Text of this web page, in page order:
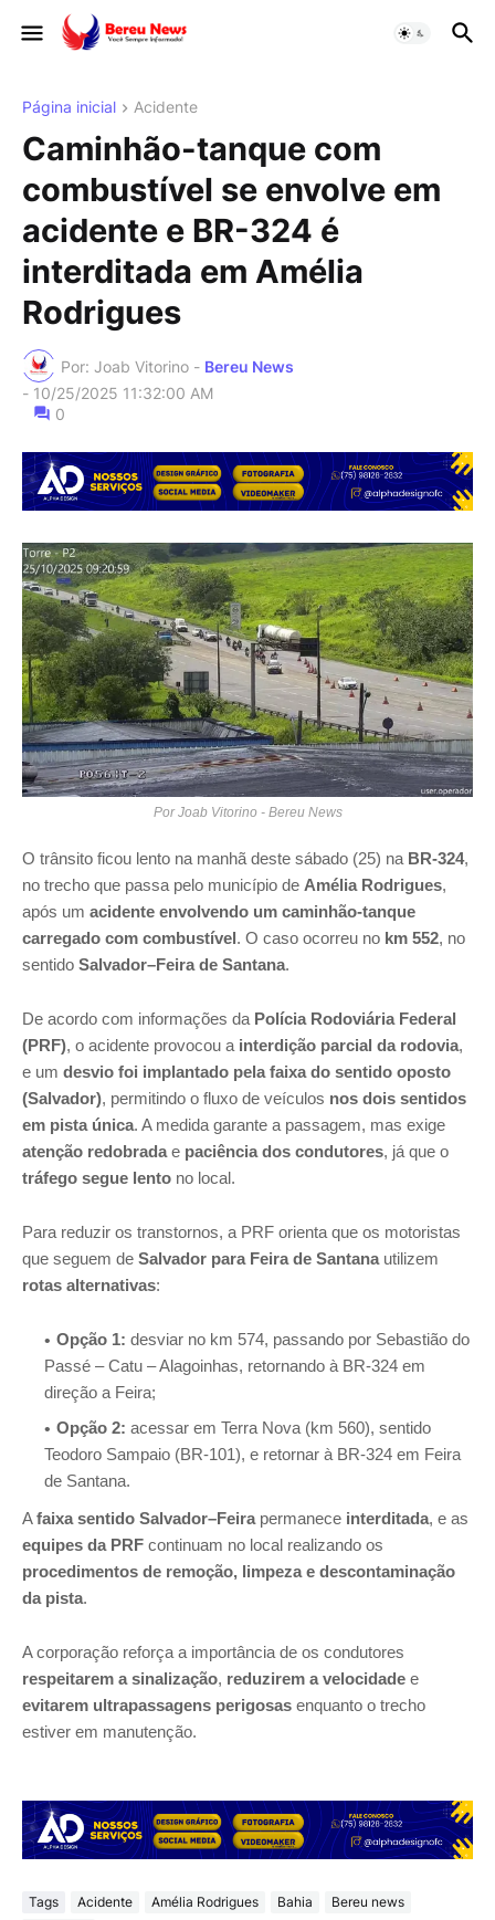
Página inicial Acidente
Caminhão-tanque com
combustível se envolve em
acidente e BR-324 é
interditada em Amélia
Rodrigues
Por: Joab Vitorino - Bereu News
- 10/25/2025 11:32:00 AM
0
Por Joab Vitorino - Bereu News
O trânsito ficou lento na manhã deste sábado (25) na BR-324,
no trecho que passa pelo município de Amélia Rodrigues,
após um acidente envolvendo um caminhão-tanque
carregado com combustível. O caso ocorreu no km 552, no
sentido Salvador–Feira de Santana.
De acordo com informações da Polícia Rodoviária Federal
(PRF), o acidente provocou a interdição parcial da rodovia,
e um desvio foi implantado pela faixa do sentido oposto
(Salvador), permitindo o fluxo de veículos nos dois sentidos
em pista única. A medida garante a passagem, mas exige
atenção redobrada e paciência dos condutores, já que o
tráfego segue lento no local.
Para reduzir os transtornos, a PRF orienta que os motoristas
que seguem de Salvador para Feira de Santana utilizem
rotas alternativas:
Opção 1: desviar no km 574, passando por Sebastião do
Passé – Catu – Alagoinhas, retornando à BR-324 em
direção a Feira;
Opção 2: acessar em Terra Nova (km 560), sentido
Teodoro Sampaio (BR-101), e retornar à BR-324 em Feira
de Santana.
Afaixa sentido Salvador–Feira permanece interditada, e as
equipes da PRF continuam no local realizando os
procedimentos de remoção, limpeza e descontaminação
da pista.
A corporação reforça a importância de os condutores
respeitarem a sinalização, reduzirem a velocidade e
evitarem ultrapassagens perigosas enquanto o trecho
estiver em manutenção.
Tags Acidente Amélia Rodrigues Bahia
Bereu news